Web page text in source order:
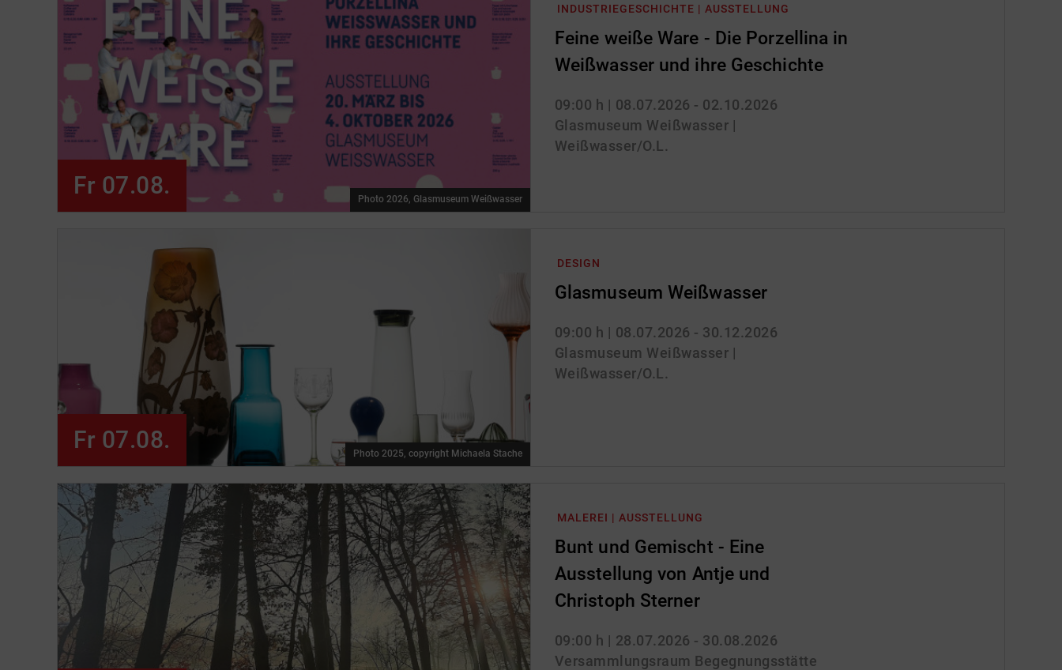
INDUSTRIEGESCHICHTE | AUSSTELLUNG
Feine weiße Ware - Die Porzellina in
Weißwasser und ihre Geschichte
09:00 h | 08.07.2026 - 02.10.2026
Glasmuseum Weißwasser |
Weißwasser/O.L.
Fr 07.08. Photo 2026, Glasmuseum Weißwasser
DESIGN
Glasmuseum Weißwasser
09:00 h | 08.07.2026 - 30.12.2026
Glasmuseum Weißwasser |
Weißwasser/O.L.
Fr 07.08. Photo 2025, copyright Michaela Stache
MALEREI | AUSSTELLUNG
Bunt und Gemischt - Eine
Ausstellung von Antje und
Christoph Sterner
09:00 h | 28.07.2026 - 30.08.2026
Versammlungsraum Begegnungsstätte